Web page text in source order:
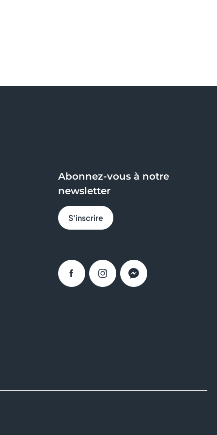
Abonnez-vous à notre
newsletter
S'inscrire
FacebookInstagramMessenger